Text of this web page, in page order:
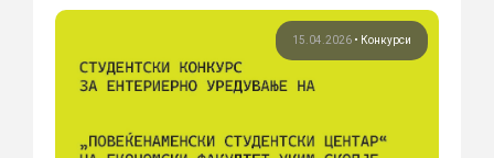
15.04.2026 • Конкурси